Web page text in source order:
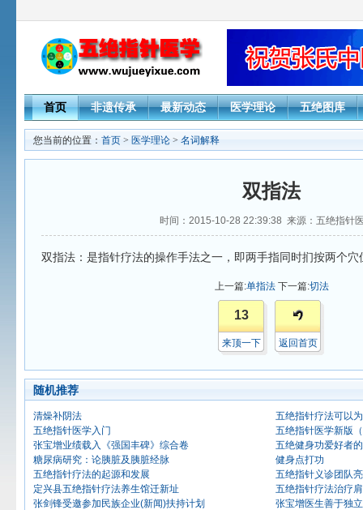
首页 非遗传承 最新动态 医学理论 五绝图库
您当前的位置： 首页 > 医学理论 > 名词解释
双指法
时间：2015-10-28 22:39:38 来源：五绝指针
双指法：是指针疗法的操作手法之一，即两手指同时扪按两个穴
上一篇:单指法 下一篇:切法
13
来顶一下 返回首页
随机推荐
清燥补阴法
五绝指针医学入门
张宝增业绩载入《强国丰碑》综合卷
糖尿病研究：论胰脏及胰脏经脉
五绝指针疗法的起源和发展
定兴县五绝指针疗法养生馆迁新址
张剑锋受邀参加民族企业(新闻)扶持计划
五绝指针疗法可以
五绝指针医学新版
五绝健身功爱好者
健身点打功
五绝指针义诊团队
五绝指针疗法治疗
张宝增医生善于独